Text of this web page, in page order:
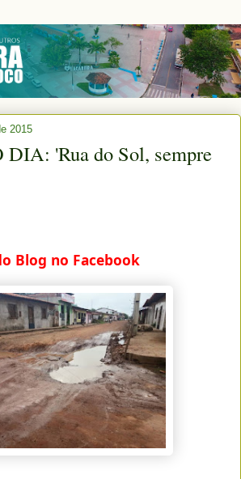
2015
'Rua do Sol, sempre
Blog no Facebook